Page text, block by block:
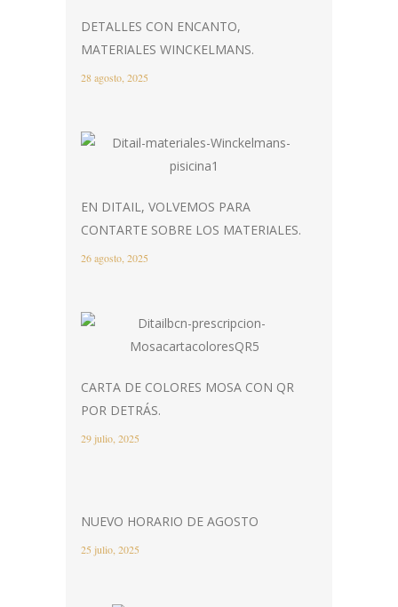
DETALLES CON ENCANTO,
MATERIALES WINCKELMANS.
28 agosto, 2025
EN DITAIL, VOLVEMOS PARA
CONTARTE SOBRE LOS MATERIALES.
26 agosto, 2025
CARTA DE COLORES MOSA CON QR
POR DETRÁS.
29 julio, 2025
NUEVO HORARIO DE AGOSTO
25 julio, 2025